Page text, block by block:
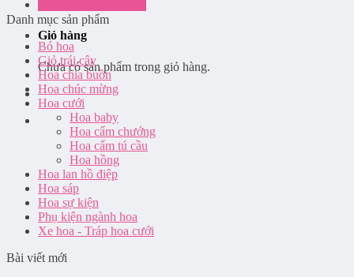
Giỏ hàng
Chưa có sản phẩm trong giỏ hàng.
Danh mục sản phẩm
Bó hoa
Giỏ trái cây
Hoa chia buồn
Hoa chúc mừng
Hoa cưới
Hoa baby
Hoa cẩm chướng
Hoa cẩm tú cầu
Hoa hồng
Hoa lan hồ điệp
Hoa sáp
Hoa sự kiện
Phụ kiện ngành hoa
Xe hoa - Tráp hoa cưới
Bài viết mới